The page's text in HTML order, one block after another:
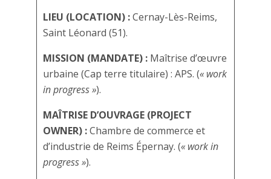
LIEU (LOCATION) :Cernay-Lès-Reims,
Saint Léonard (51).
MISSION (MANDATE) : Maîtrise d’œuvre
urbaine (Cap terre titulaire) : APS. (« work
in progress »).
MAÎTRISE D’OUVRAGE (PROJECT
OWNER) :Chambre de commerce et
d’industrie de Reims Épernay. (« work in
progress »).